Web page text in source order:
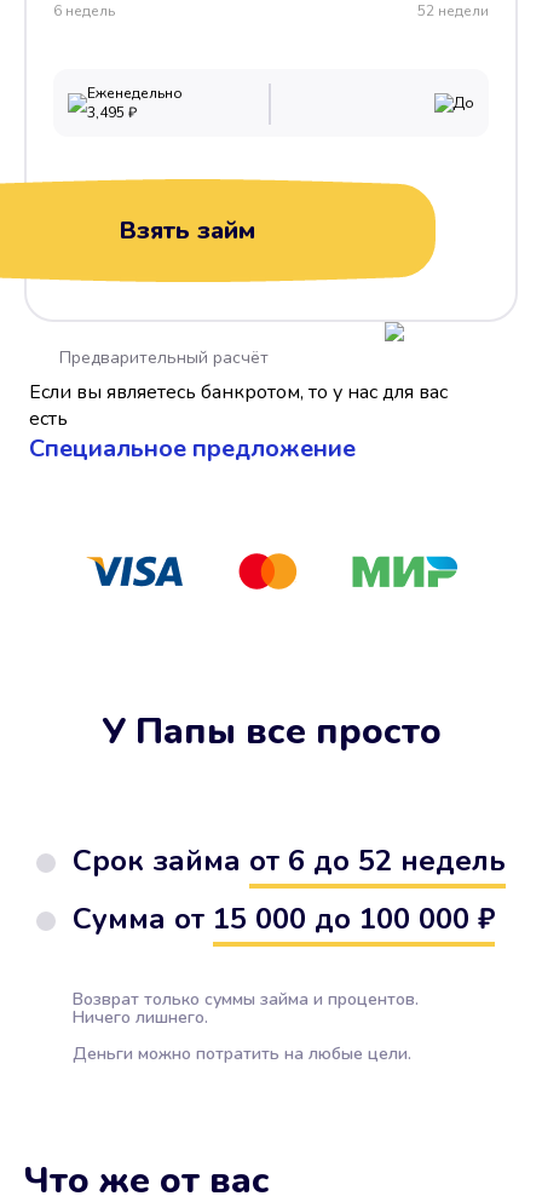
6 недель 52 недели
Еженедельно
3,495 ₽ До
Взять займ
Если вы являетесь банкротом, то у нас для вас
есть
Cпециальное предложение
Предварительный расчёт
У Папы все просто
Срок займа от 6 до 52 недель
Сумма от 15 000 до 100 000 ₽
Возврат только суммы займа и процентов.
Ничего лишнего.
Деньги можно потратить на любые цели.
Что же от вас